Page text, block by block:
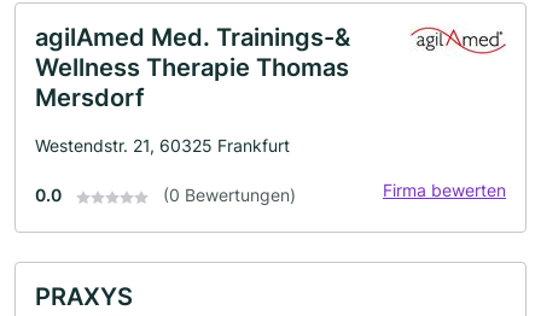
agilAmed Med. Trainings-&
Wellness Therapie Thomas
Mersdorf
Westendstr. 21, 60325 Frankfurt
0.0 (0 Bewertungen) Firma bewerten
PRAXYS